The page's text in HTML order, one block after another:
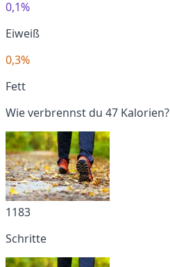
0,1%
Eiweiß
0,3%
Fett
Wie verbrennst du 47 Kalorien?
1183
Schritte